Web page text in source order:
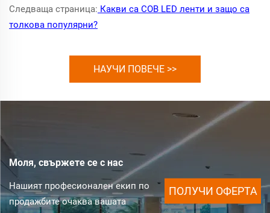
Следваща страница: Какви са COB LED ленти и защо са
толкова популярни?
НАУЧИ ПОВЕЧЕ >>
Моля, свържете се с нас
Нашият професионален екип по
продажбите очаква вашата
ПОЛУЧИ ОФЕРТА